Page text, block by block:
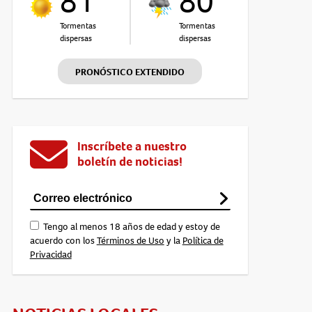
Tormentas
dispersas
Tormentas
dispersas
PRONÓSTICO EXTENDIDO
Inscríbete a nuestro
boletín de noticias!
Tengo al menos 18 años de edad y estoy de
acuerdo con losTérminos de Uso y la Política de
Privacidad